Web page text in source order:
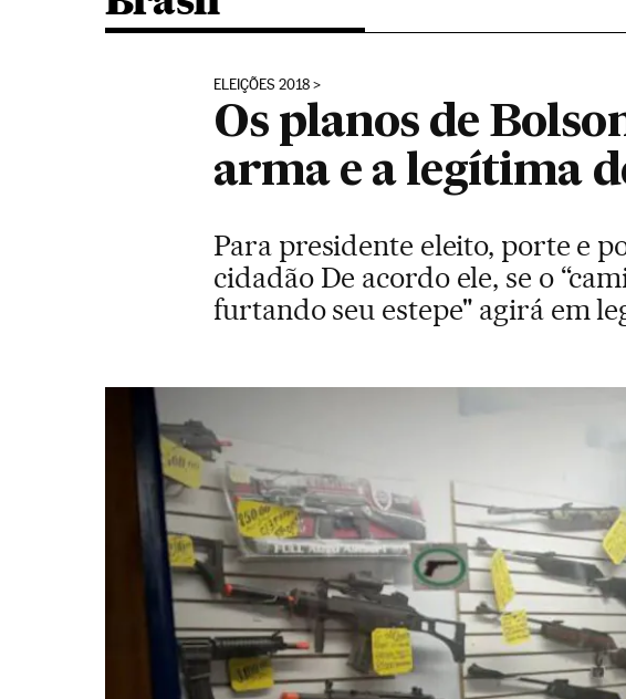
ELEIÇÕES 2018
Os planos de
arma e a legítima
Para presidente eleito, porte e
cidadão De acordo ele, se o
furtando seu estepe" agirá em